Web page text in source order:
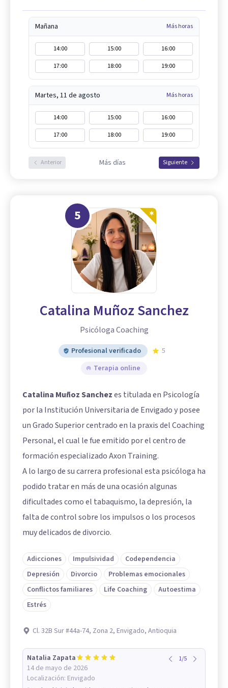
Mañana Más horas
14:00 15:00
16:00
17:00
18:00 19:00
Martes, 11 de agosto Más horas
14:00 15:00
16:00
17:00
18:00 19:00
Anterior Más días Siguiente
5
Catalina Muñoz Sanchez
Psicóloga Coaching
Profesional verificado
5
Terapia online
Catalina Muñoz Sanchezes titulada en Psicología
por la Institución Universitaria de Envigado y posee
un Grado Superior centrado en la praxis del Coaching
Personal, el cual le fue emitido por el centro de
formación especializado Axon Training.
A lo largo de su carrera profesional esta psicóloga ha
podido tratar en más de una ocasión algunas
dificultades como el tabaquismo, la depresión, la
falta de control sobre los impulsos o los procesos
muy delicados de divorcio.
Adicciones Impulsividad
Codependencia
Depresión
Divorcio
Problemas emocionales
Conflictos familiares
Life Coaching
Autoestima
Estrés
Cl. 32B Sur #44a-74, Zona 2, Envigado, Antioquia
Natalia Zapata
14 de mayo de 2026
Localización: Envigado
1/5